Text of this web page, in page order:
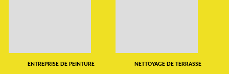
ENTREPRISE DE PEINTURE NETTOYAGE DE TERRASSE